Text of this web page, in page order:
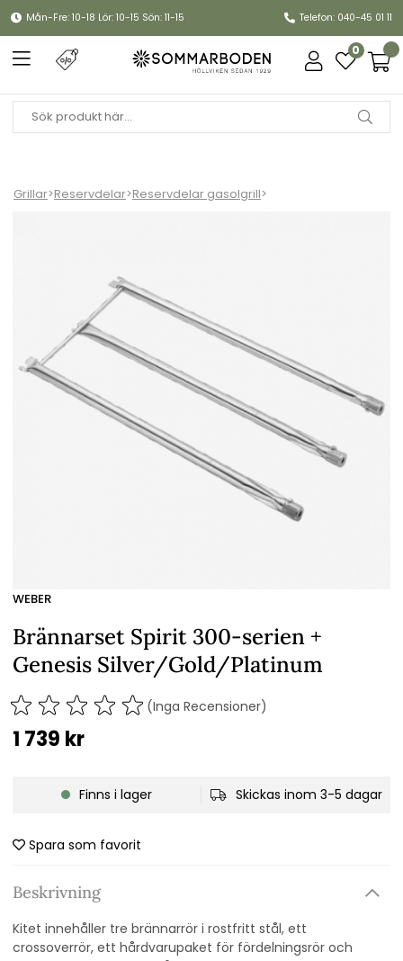
Mån-Fre: 10-18 Lör: 10-15 Sön: 11-15 Telefon: 040-45 01 11
0
Grillar>Reservdelar>Reservdelar gasolgrill>
WEBER
Brännarset Spirit 300-serien +
Genesis Silver/Gold/Platinum
(Inga Recensioner)
1 739 kr
Finns i lager Skickas inom 3-5 dagar
Spara som favorit
Beskrivning
Kitet innehåller tre brännarrör i rostfritt stål, ett
crossoverrör, ett hårdvarupaket för fördelningsrör och